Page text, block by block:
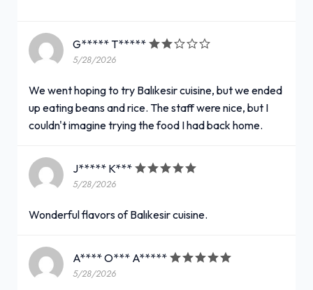
G***** T*****
5/28/2026
We went hoping to try Balıkesir cuisine, but we ended
up eating beans and rice. The staff were nice, but I
couldn't imagine trying the food I had back home.
J***** K***
5/28/2026
Wonderful flavors of Balıkesir cuisine.
A**** O*** A*****
5/28/2026